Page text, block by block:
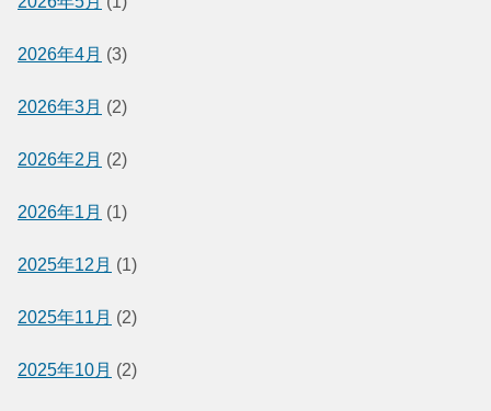
2026年4月 (3)
2026年3月 (2)
2026年2月 (2)
2026年1月 (1)
2025年12月 (1)
2025年11月 (2)
2025年10月 (2)